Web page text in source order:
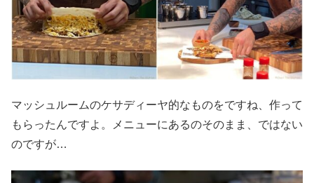
マッシュルームのケサディーヤ的なものをですね、作って
もらったんですよ。メニューにあるのそのまま、ではない
のですが…